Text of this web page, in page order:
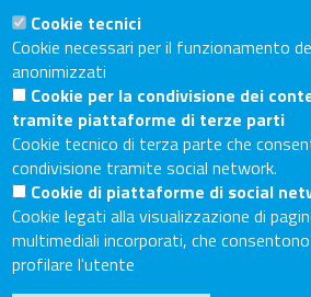
Tel. Sede Legale: 0575/3030
Tel. Sede Secondaria: 0577/202511
C.F./P.IVA: 02326130511
Codice Univoco UF6UWY
PEC
Sito web
Accesso riservato
Linee guida pubblicazione di atti e
Cookie tecnici
Cookie necessari per il funzionamento
anonimizzati
Cookie per la condivisione dei
tramite piattaforme di terze parti
Cookie tecnico di terza parte che
condivisione tramite social network.
Cookie di piattaforme di social
Cookie legati alla visualizzazione di
multimediali incorporati, che
profilare l'utente